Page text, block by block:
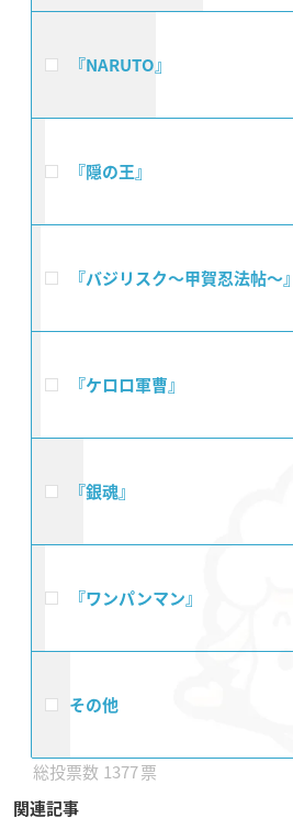
『NARUTO』
『隠の王』
『バジリスク〜甲賀忍法帖〜』
『ケロロ軍曹』
『銀魂』
『ワンパンマン』
その他
1377
関連記事